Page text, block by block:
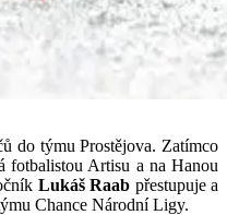
do týmu Prostějova. Zatímco
fotbalistou Artisu a na Hanou
Lukáš Raab přestupuje a
Chance Národní Ligy.